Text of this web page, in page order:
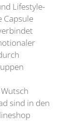
Lifestyle-
Capsule
sind in den